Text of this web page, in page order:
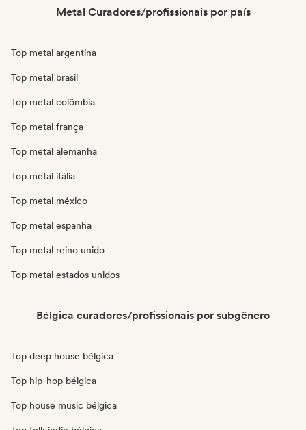
Metal Curadores/profissionais por país
Top metal argentina
Top metal brasil
Top metal colômbia
Top metal frança
Top metal alemanha
Top metal itália
Top metal méxico
Top metal espanha
Top metal reino unido
Top metal estados unidos
Bélgica curadores/profissionais por subgênero
Top deep house bélgica
Top hip-hop bélgica
Top house music bélgica